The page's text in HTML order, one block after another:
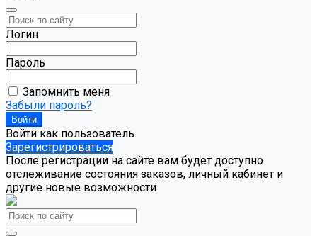
Логин
Пароль
Запомнить меня
Забыли пароль?
Войти как пользователь
Зарегистрироваться
После регистрации на сайте вам будет доступно
отслеживание состояния заказов, личный кабинет и
другие новые возможности